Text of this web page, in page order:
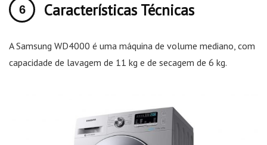
Características Técnicas
A Samsung WD4000 é uma máquina de volume mediano, com
capacidade de lavagem de 11 kg e de secagem de 6 kg.